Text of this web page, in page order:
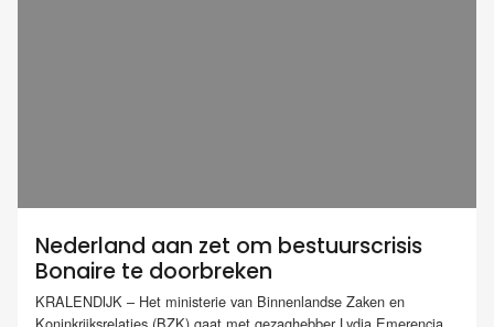
Nederland aan zet om bestuurscrisis
Bonaire te doorbreken
KRALENDIJK – Het ministerie van Binnenlandse Zaken en